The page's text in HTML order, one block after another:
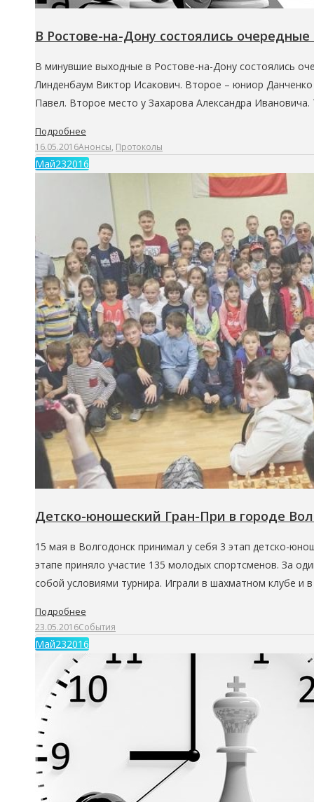
В Ростове-на-Дону состоялись
В минувшие выходные в Ростове-на-Дону состоялись
Линденбаум Виктор Исакович. Второе – юниор
Павел. Второе место у Захарова Александра
Подробнее
16.05.2016Анонсы, Протоколы
Май232016
Детско-юношеский Гран-При в городе
15 мая в Волгодонск принимал у себя 3 этап детско-
этапе приняло участие 135 молодых спортсменов. За
собой условиями турнира. Играли в шахматном клубе и
Подробнее
23.05.2016События
Май232016